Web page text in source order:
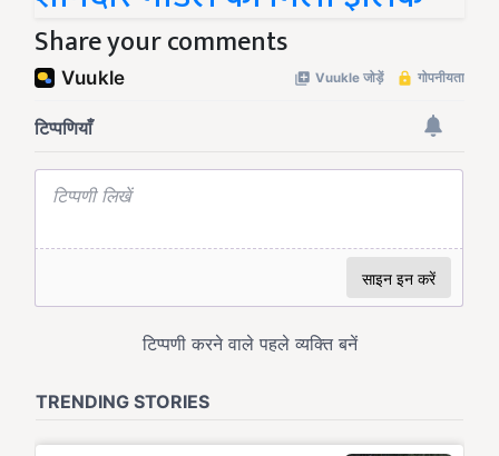
Share your comments